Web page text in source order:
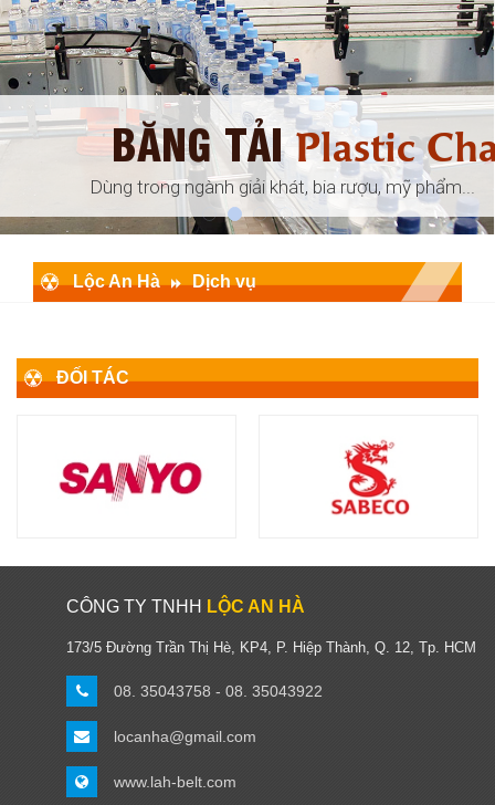
đóng gói, ...
BĂNG TẢIPlastic
Dùng trong ngành giải khát, bia rượu, mỹ phẩm...
Lộc An Hà Dịch vụ
ĐỐI TÁC
CÔNG TY TNHH LỘC AN HÀ
173/5 Đường Trần Thị Hè, KP4, P. Hiệp Thành, Q. 12, Tp. HCM
08. 35043758 - 08. 35043922
locanha@gmail.com
www.lah-belt.com